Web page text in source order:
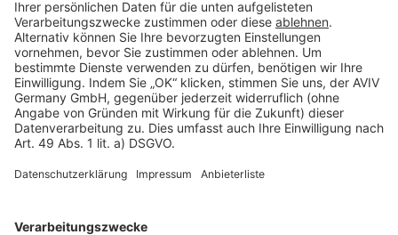
Rechtliches
AGB-Übersicht
Datenschutz
Impressum
Services